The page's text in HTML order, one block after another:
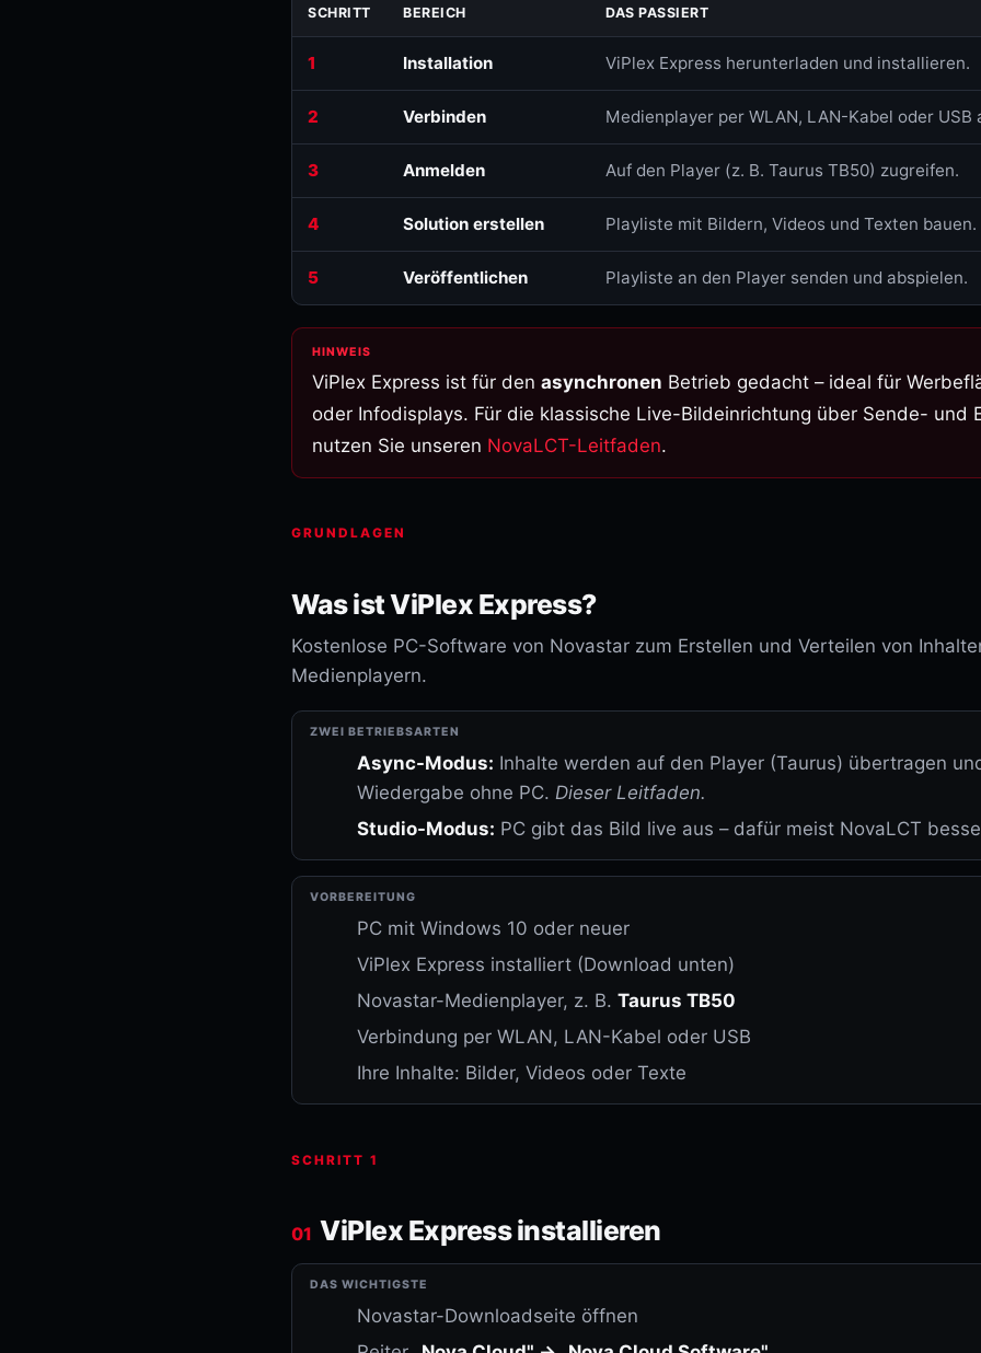
AURA CUBE 3D & Würfel
AURA PRO Pro Rental · Indoor & Outdoor
INDOOR PREMIUM
WALED OBSIDIAN Micro-LED MIP · 100.000:1
WALED AMETYST
WALED PYLON
WALED DJ BOOTH Stage · DJ-Pult mit LED-Front
CURTAIN-Z
VUEX ONE All-in-One
PRIME MESH
WALED ROADSTAR 10
LED-Sorten
LED-Chip Hersteller
Gold-Wire Bonding
Nachdunklung
SCHRITT BEREICH DAS PASSIERT
1 Installation ViPlex Express herunterladen und installieren.
2 Verbinden Medienplayer per WLAN, LAN-Kabel oder USB
3 Anmelden Auf den Player (z. B. Taurus TB50) zugreifen.
4 Solution erstellen Playliste mit Bildern, Videos und Texten bauen.
5 Veröffentlichen Playliste an den Player senden und abspielen.
ViPlex Express ist für den asynchronen Betrieb gedacht – ideal für
oder Infodisplays. Für die klassische Live-Bildeinrichtung über Sende- und
nutzen Sie unseren NovaLCT-Leitfaden.
GRUNDLAGEN
Was ist ViPlex Express?
Kostenlose PC-Software von Novastar zum Erstellen und Verteilen von
Medienplayern.
ZWEI BETRIEBSARTEN
Async-Modus: Inhalte werden auf den Player (Taurus) übertragen
Wiedergabe ohne PC. Dieser Leitfaden.
Studio-Modus: PC gibt das Bild live aus – dafür meist NovaLCT
VORBEREITUNG
PC mit Windows 10 oder neuer
ViPlex Express installiert (Download unten)
Novastar-Medienplayer, z. B. Taurus TB50
Verbindung per WLAN, LAN-Kabel oder USB
Ihre Inhalte: Bilder, Videos oder Texte
SCHRITT 1
01 ViPlex Express installieren
DAS WICHTIGSTE
Novastar-Downloadseite öffnen